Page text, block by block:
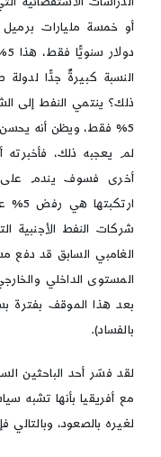
النسبة كبيرةٌ جدًّا
ذلك؟ ينتمي النفط إلى
5% فقط، ويظن أنه يحسن
لم يعجبه ذلك،
أخرى فسوف يندم على
شركات النفط الأجنبية
الغامبي السابق قد دفع
المستوى الداخلي
بعد هذا الموقف بفترة
بالفساد).
لقد فسّر أحد الباحثين
مع أفريقيا بأنها تشبه
لغيره بالصعود، وبالتالي